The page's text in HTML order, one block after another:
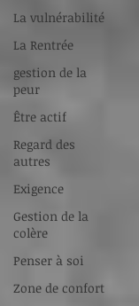
La vulnérabilité
La Rentrée
gestion de la
peur
Être actif
Regard des
autres
Exigence
Gestion de la
colère
Penser à soi
Zone de confort